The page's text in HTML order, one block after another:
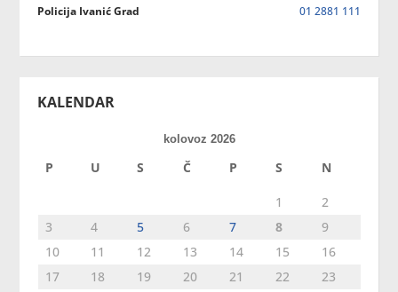
Policija Ivanić Grad 01 2881 111
KALENDAR
kolovoz 2026
P U S Č P S N
1
2
3
4 5 6 7 8
9
10
11 12 13 14 15
16
17
18 19 20 21 22
23